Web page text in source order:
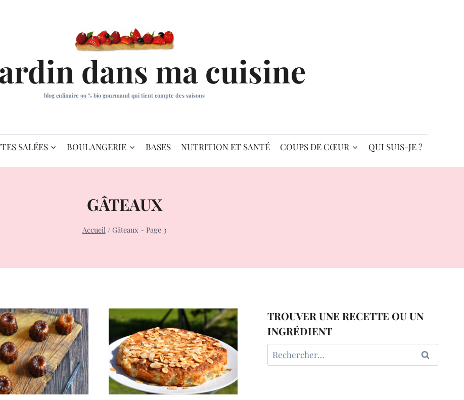
dans ma cuisine
blog culinaire 99 % bio gourmand qui tient compte des saisons
SALÉES BOULANGERIE BASES NUTRITION ET SANTÉ COUPS DE CŒUR QUI SUIS-JE ?
GÂTEAUX
Accueil / Gâteaux - Page 3
TROUVER UNE RECETTE OU UN
INGRÉDIENT
Rechercher :